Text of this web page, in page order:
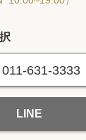
011-631-3333
LINE